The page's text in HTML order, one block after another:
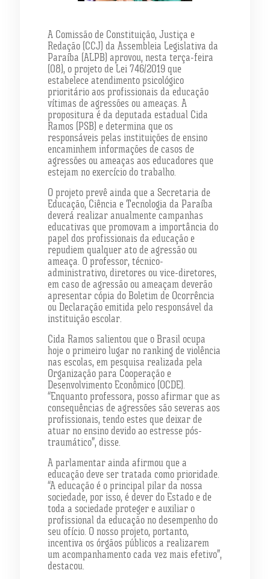
A Comissão de Constituição, Justiça e
Redação (CCJ) da Assembleia Legislativa da
Paraíba (ALPB) aprovou, nesta terça-feira
(08), o projeto de Lei 746/2019 que
estabelece atendimento psicológico
prioritário aos profissionais da educação
vítimas de agressões ou ameaças. A
propositura é da deputada estadual Cida
Ramos (PSB) e determina que os
responsáveis pelas instituições de ensino
encaminhem informações de casos de
agressões ou ameaças aos educadores que
estejam no exercício do trabalho.
O projeto prevê ainda que a Secretaria de
Educação, Ciência e Tecnologia da Paraíba
deverá realizar anualmente campanhas
educativas que promovam a importância do
papel dos profissionais da educação e
repudiem qualquer ato de agressão ou
ameaça. O professor, técnico-
administrativo, diretores ou vice-diretores,
em caso de agressão ou ameaçam deverão
apresentar cópia do Boletim de Ocorrência
ou Declaração emitida pelo responsável da
instituição escolar.
Cida Ramos salientou que o Brasil ocupa
hoje o primeiro lugar no ranking de violência
nas escolas, em pesquisa realizada pela
Organização para Cooperação e
Desenvolvimento Econômico (OCDE).
“Enquanto professora, posso afirmar que as
consequências de agressões são severas aos
profissionais, tendo estes que deixar de
atuar no ensino devido ao estresse pós-
traumático”, disse.
A parlamentar ainda afirmou que a
educação deve ser tratada como prioridade.
“A educação é o principal pilar da nossa
sociedade, por isso, é dever do Estado e de
toda a sociedade proteger e auxiliar o
profissional da educação no desempenho do
seu ofício. O nosso projeto, portanto,
incentiva os órgãos públicos a realizarem
um acompanhamento cada vez mais efetivo”,
destacou.